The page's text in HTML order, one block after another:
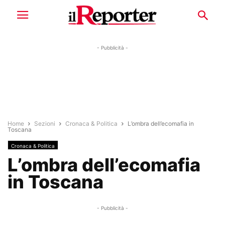
- Pubblicità -
Home Sezioni Cronaca & Politica
L’ombra dell’ecomafia in
Toscana
Cronaca & Politica
L’ombra dell’ecomafia
in Toscana
- Pubblicità -